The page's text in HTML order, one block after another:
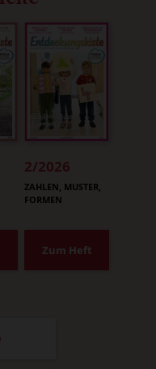
2/2026
:
ZAHLEN, MUSTER,
FORMEN
Zum Heft